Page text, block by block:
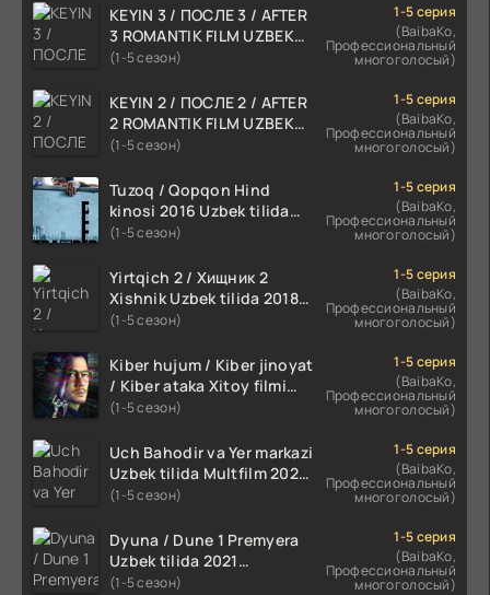
KEYIN 3 / ПОСЛЕ 3 / AFTER
3 ROMANTIK FILM UZBEK
TILIDA 2021 TARJIMA FILM
(1-5 сезон)
1-5 серия
(BaibaKo,
Профессиональный
многоголосый)
KEYIN 2 / ПОСЛЕ 2 / AFTER
2 ROMANTIK FILM UZBEK
TILIDA 2020 TARJIMA FILM
(1-5 сезон)
1-5 серия
(BaibaKo,
Профессиональный
многоголосый)
Tuzoq / Qopqon Hind
kinosi 2016 Uzbek tilida
tarjima film HD
(1-5 сезон)
1-5 серия
(BaibaKo,
Профессиональный
многоголосый)
Yirtqich 2 / Хищник 2
Xishnik Uzbek tilida 2018-
2024 O'zbekcha tarjima
(1-5 сезон)
1-5 серия
(BaibaKo,
Профессиональный
многоголосый)
Kiber hujum / Kiber jinoyat
/ Kiber ataka Xitoy filmi
Uzbek tilida O'zbekcha
HD skachat
(1-5 сезон)
1-5 серия
(BaibaKo,
Профессиональный
многоголосый)
Uch Bahodir va Yer markazi
Uzbek tilida Multfilm 2025
tarjima HD skachat
(1-5 сезон)
1-5 серия
(BaibaKo,
Профессиональный
многоголосый)
Dyuna / Dune 1 Premyera
Uzbek tilida 2021
O'zbekcha tarjima kino HD
(1-5 сезон)
1-5 серия
(BaibaKo,
Профессиональный
многоголосый)